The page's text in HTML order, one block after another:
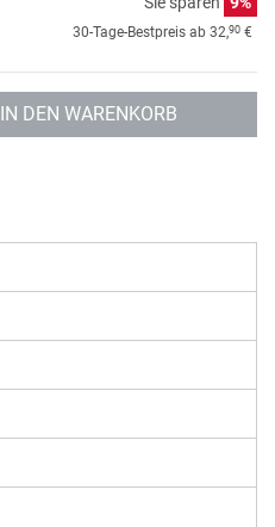
30-Tage-Bestpreis ab 32,90 €
IN DEN WARENKORB